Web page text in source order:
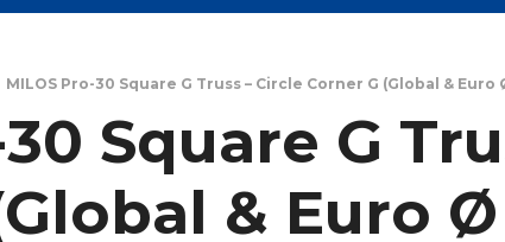
MILOS Pro-30 Square G Truss – Circle Corner G (Global &
Square G
& Euro